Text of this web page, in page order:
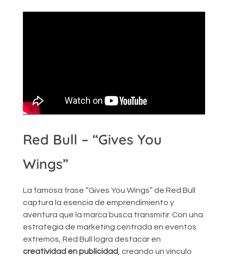
Red Bull – “Gives You
Wings”
La famosa frase “Gives You Wings” de Red Bull
captura la esencia de emprendimiento y
aventura que la marca busca transmitir. Con una
estrategia de marketing centrada en eventos
extremos, Red Bull logra destacar en
creatividad en publicidad , creando un vínculo